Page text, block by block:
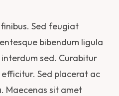
Sed feugiat
bibendum ligula
sed. Curabitur
Sed placerat ac
Maecenas sit amet